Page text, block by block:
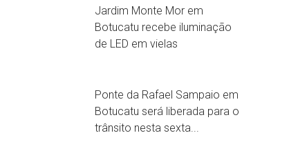
Jardim Monte Mor em
Botucatu recebe iluminação
de LED em vielas
Ponte da Rafael Sampaio em
Botucatu será liberada para o
trânsito nesta sexta...